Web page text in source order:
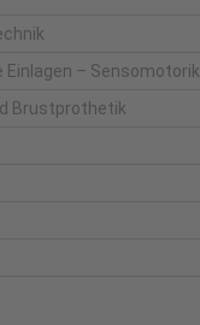
Einlagen – Sensomotorik
Brustprothetik